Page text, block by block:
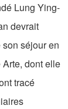
Lung Ying-
devrait
séjour en
dont elle
tracé